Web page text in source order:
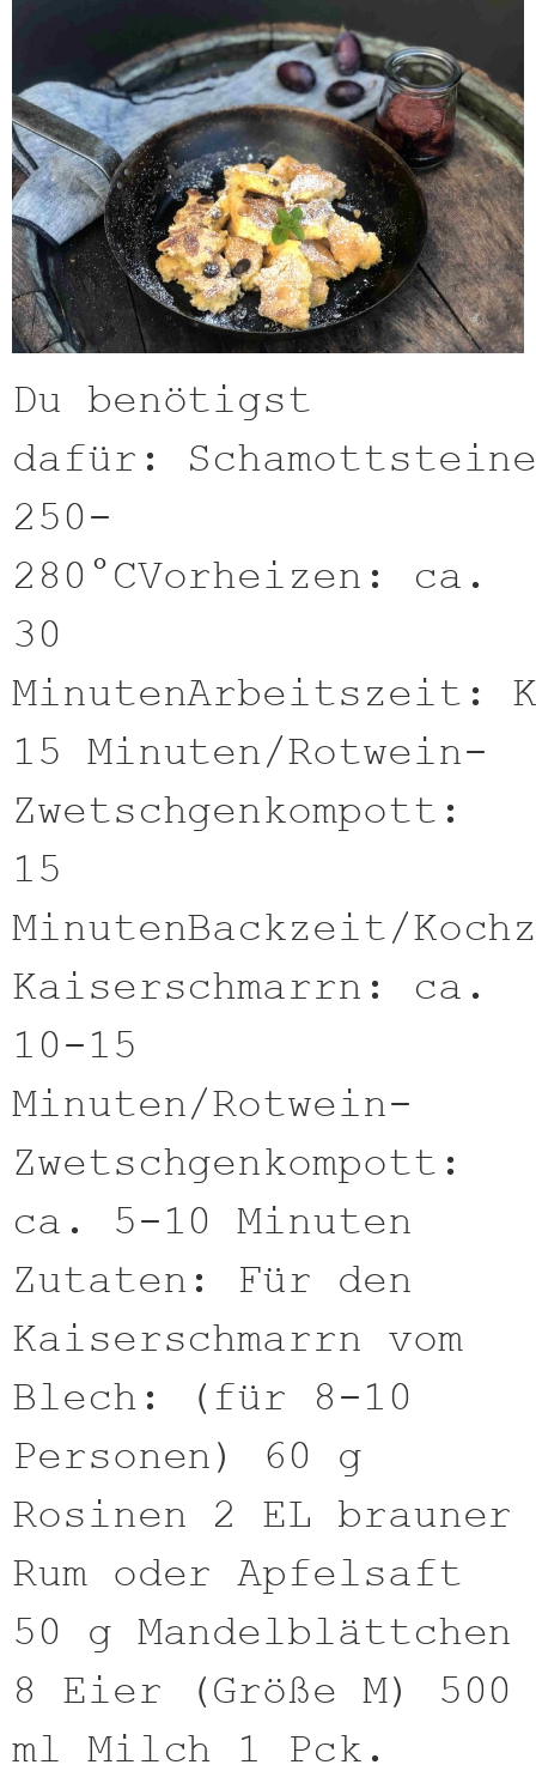
Du benötigst
dafür:
250-
280°CVorheizen: ca.
30
MinutenArbeitszeit:
15 Minuten/Rotwein-
Zwetschgenkompott:
15
MinutenBackzeit/
Kaiserschmarrn: ca.
10-15
Minuten/Rotwein-
Zwetschgenkompott:
ca. 5-10 Minuten
Zutaten: Für den
Kaiserschmarrn vom
Blech: (für 8-10
Personen) 60 g
Rosinen 2 EL brauner
Rum oder Apfelsaft
50 g Mandelblättchen
8 Eier (Größe M) 500
ml Milch 1 Pck.